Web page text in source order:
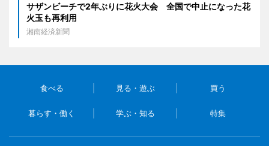
サザンビーチで2年ぶりに花火大会 全国で中止になった花
火玉も再利用
湘南経済新聞
食べる 見る・遊ぶ 買う
暮らす・働く 学ぶ・知る 特集